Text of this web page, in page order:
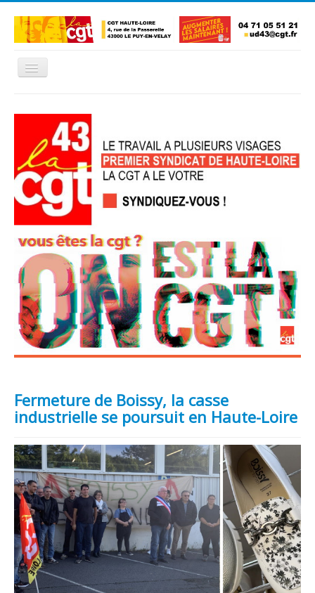
Basculer
L'Union Départementale
Les Unions Locales
Les syndicats locaux
Défendre vos droits
Se syndiquer
La confédératon nationale CGT
NOUS CONTACTER
Fermeture de Boissy, la casse
industrielle se poursuit en Haute-Loire